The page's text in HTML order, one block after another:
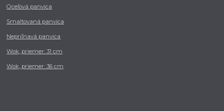
Oceľová panvica
Smaltovaná panvica
Nepriľnavá panvica
Wok, priemer: 31 cm
Wok, priemer: 36 cm